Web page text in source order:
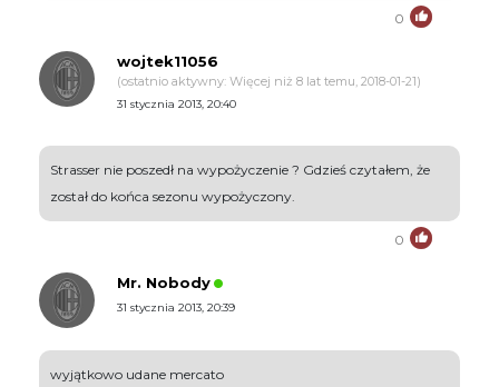
0
wojtek11056
(ostatnio aktywny: Więcej niż 8 lat temu, 2018-01-21)
31 stycznia 2013, 20:40
Strasser nie poszedł na wypożyczenie ? Gdzieś czytałem, że
został do końca sezonu wypożyczony.
0
Mr. Nobody
31 stycznia 2013, 20:39
wyjątkowo udane mercato